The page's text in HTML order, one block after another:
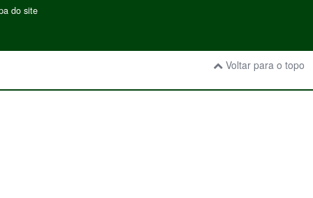
do site
Voltar para o topo